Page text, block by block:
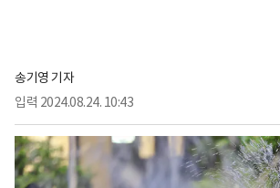
송기영 기자
입력 2024.08.24. 10:43